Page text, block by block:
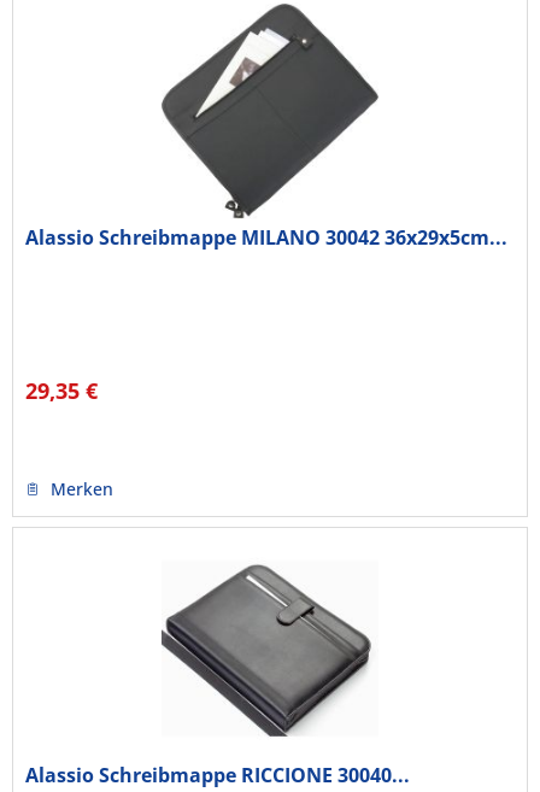
Alassio Schreibmappe MILANO 30042 36x29x5cm...
29,35 €
Merken
Alassio Schreibmappe RICCIONE 30040...